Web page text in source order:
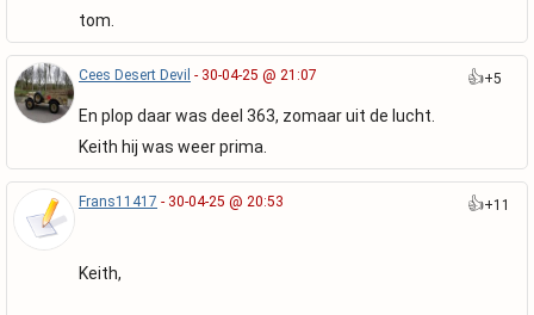
tom.
Cees Desert Devil - 30-04-25 @ 21:07
En plop daar was deel 363, zomaar uit de lucht.
Keith hij was weer prima.
👍+5
Frans11417 - 30-04-25 @ 20:53
Keith,
👍+11